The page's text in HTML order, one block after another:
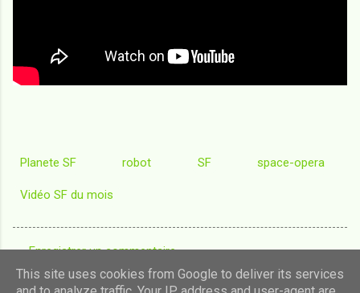
Planete SF robot SF space-opera
Vidéo SF du mois
C
o
Enregistrer un commentaire
This site uses cookies from Google to deliver its services